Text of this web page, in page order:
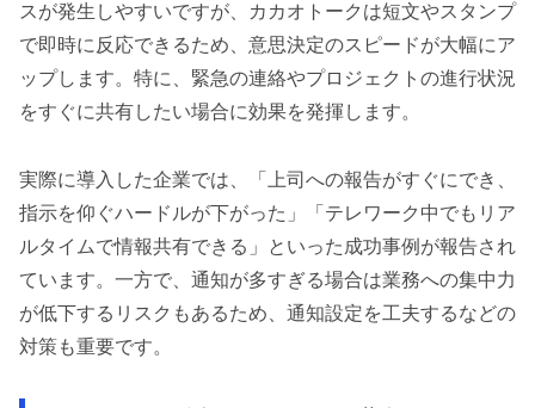
スが発生しやすいですが、カカオトークは短文やスタンプ
で即時に反応できるため、意思決定のスピードが大幅にア
ップします。特に、緊急の連絡やプロジェクトの進行状況
をすぐに共有したい場合に効果を発揮します。
実際に導入した企業では、「上司への報告がすぐにでき、
指示を仰ぐハードルが下がった」「テレワーク中でもリア
ルタイムで情報共有できる」といった成功事例が報告され
ています。一方で、通知が多すぎる場合は業務への集中力
が低下するリスクもあるため、通知設定を工夫するなどの
対策も重要です。